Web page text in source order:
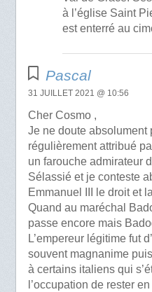
à l’église Saint
est enterré au
Pascal
31 JUILLET 2021 @ 10:56
Cher Cosmo ,
Je ne doute absolument
régulièrement attribué
un farouche admirateur
Sélassié et je conteste
Emmanuel III le droit et
Quand au maréchal
passe encore mais
L’empereur légitime fut
souvent magnanime
à certains italiens qui
l’occupation de rester